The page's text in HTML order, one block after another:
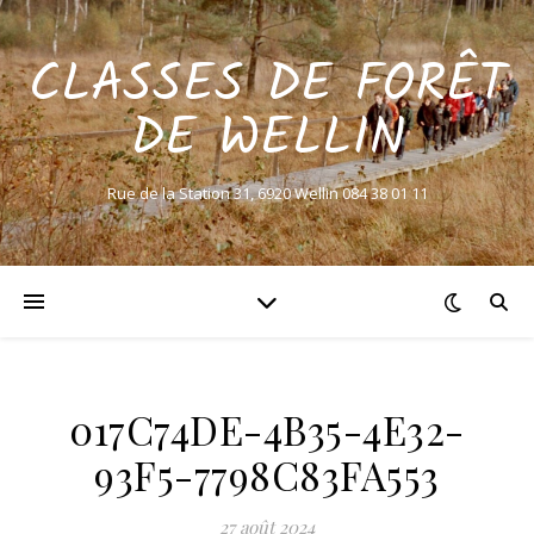
CLASSES DE FORÊT
DE WELLIN
Rue de la Station 31, 6920 Wellin 084 38 01 11
017C74DE-4B35-4E32-
93F5-7798C83FA553
27 août 2024